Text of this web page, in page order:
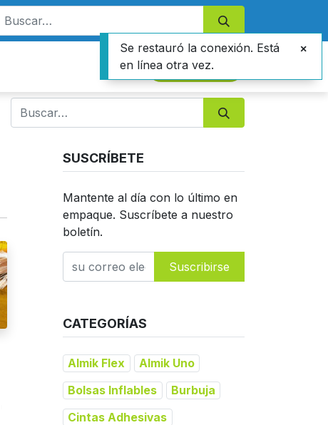
Contáctanos
SUSCRÍBETE
Mantente al día con lo último en
empaque. Suscríbete a nuestro
boletín.
Suscribirse
CATEGORÍAS
Almik Flex
Almik Uno
Bolsas Inflables
Burbuja
Cintas Adhesivas
Se restauró la conexión. Está
en línea otra vez.